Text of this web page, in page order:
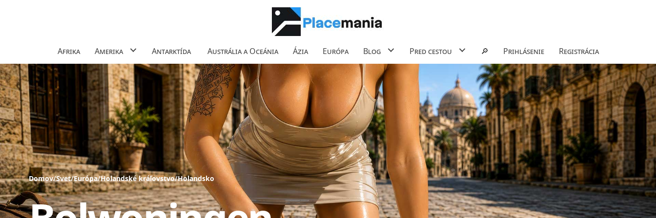
Afrika Amerika Antarktída Austrália a Oceánia Ázia Európa Blog Pred cestou 🔎 Prihlásenie Registrácia
Domov/Svet/Európa/Holandské kráľovstvo/Holandsko